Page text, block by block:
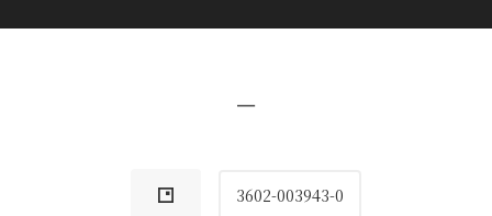
−
3602-003943-0